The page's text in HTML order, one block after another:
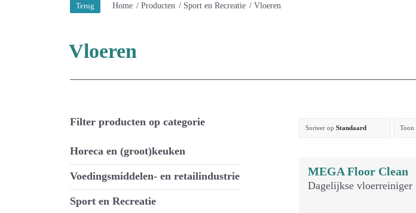
Terug Home / Producten / Sport en Recreatie / Vloeren
Vloeren
Sorteer op Standaard Toon
MEGA Floor Clean
Dagelijkse vloerreiniger
Filter producten op categorie
Horeca en (groot)keuken
Voedingsmiddelen- en retailindustrie
Sport en Recreatie